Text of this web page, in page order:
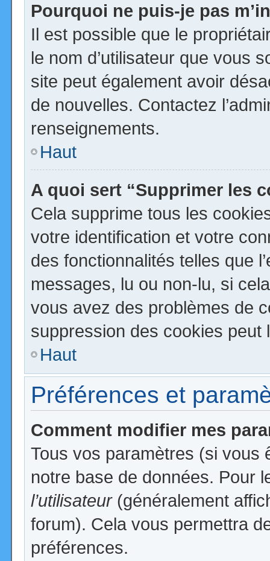
Pourquoi ne puis-je pas
Il est possible que le
le nom d’utilisateur que vous
site peut également avoir
de nouvelles. Contactez
renseignements.
Haut
A quoi sert “Supprimer les
Cela supprime tous les
votre identification et votre
des fonctionnalités telles que
messages, lu ou non-lu, si
vous avez des problèmes de
suppression des cookies peut
Haut
Préférences et
Comment modifier mes
Tous vos paramètres (si vous
notre base de données. Pour
l’utilisateur(généralement
forum). Cela vous permettra
préférences.